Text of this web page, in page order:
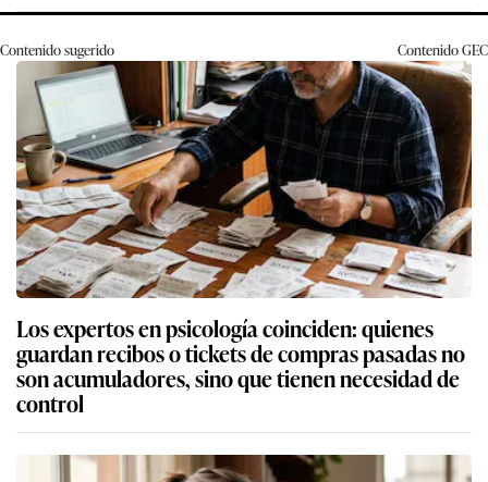
Contenido sugerido ContenidoGEC
Los expertos en psicología coinciden: quienes
guardan recibos o tickets de compras pasadas no
son acumuladores, sino que tienen necesidad de
control